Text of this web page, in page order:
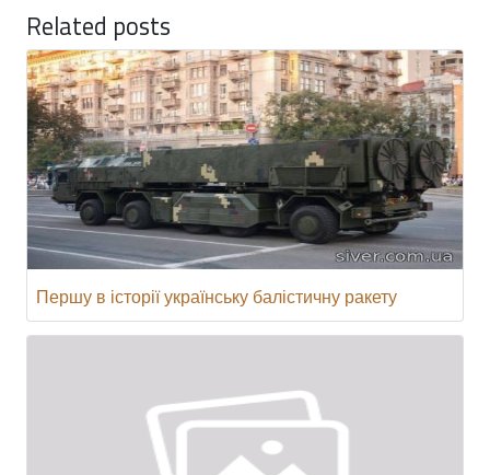
Related posts
Першу в історії українську балістичну ракету